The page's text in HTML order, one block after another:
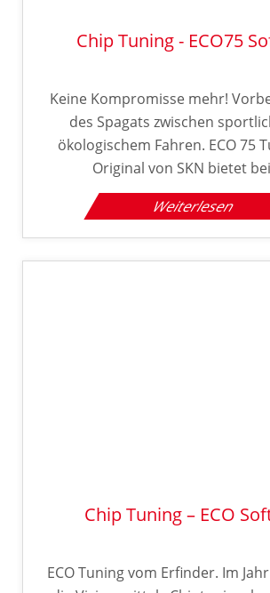
Chip Tuning - ECO75
Keine Kompromisse mehr!
des Spagats zwischen
ökologischem Fahren. ECO 75
Original von SKN bietet
Weiterlesen
Chip Tuning – ECO
ECO Tuning vom Erfinder. Im